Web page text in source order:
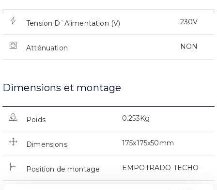
Tension D`Alimentation (V) 230V
Atténuation NON
Dimensions et montage
Poids 0.253Kg
Dimensions 175x175x50mm
Position de montage EMPOTRADO TECHO